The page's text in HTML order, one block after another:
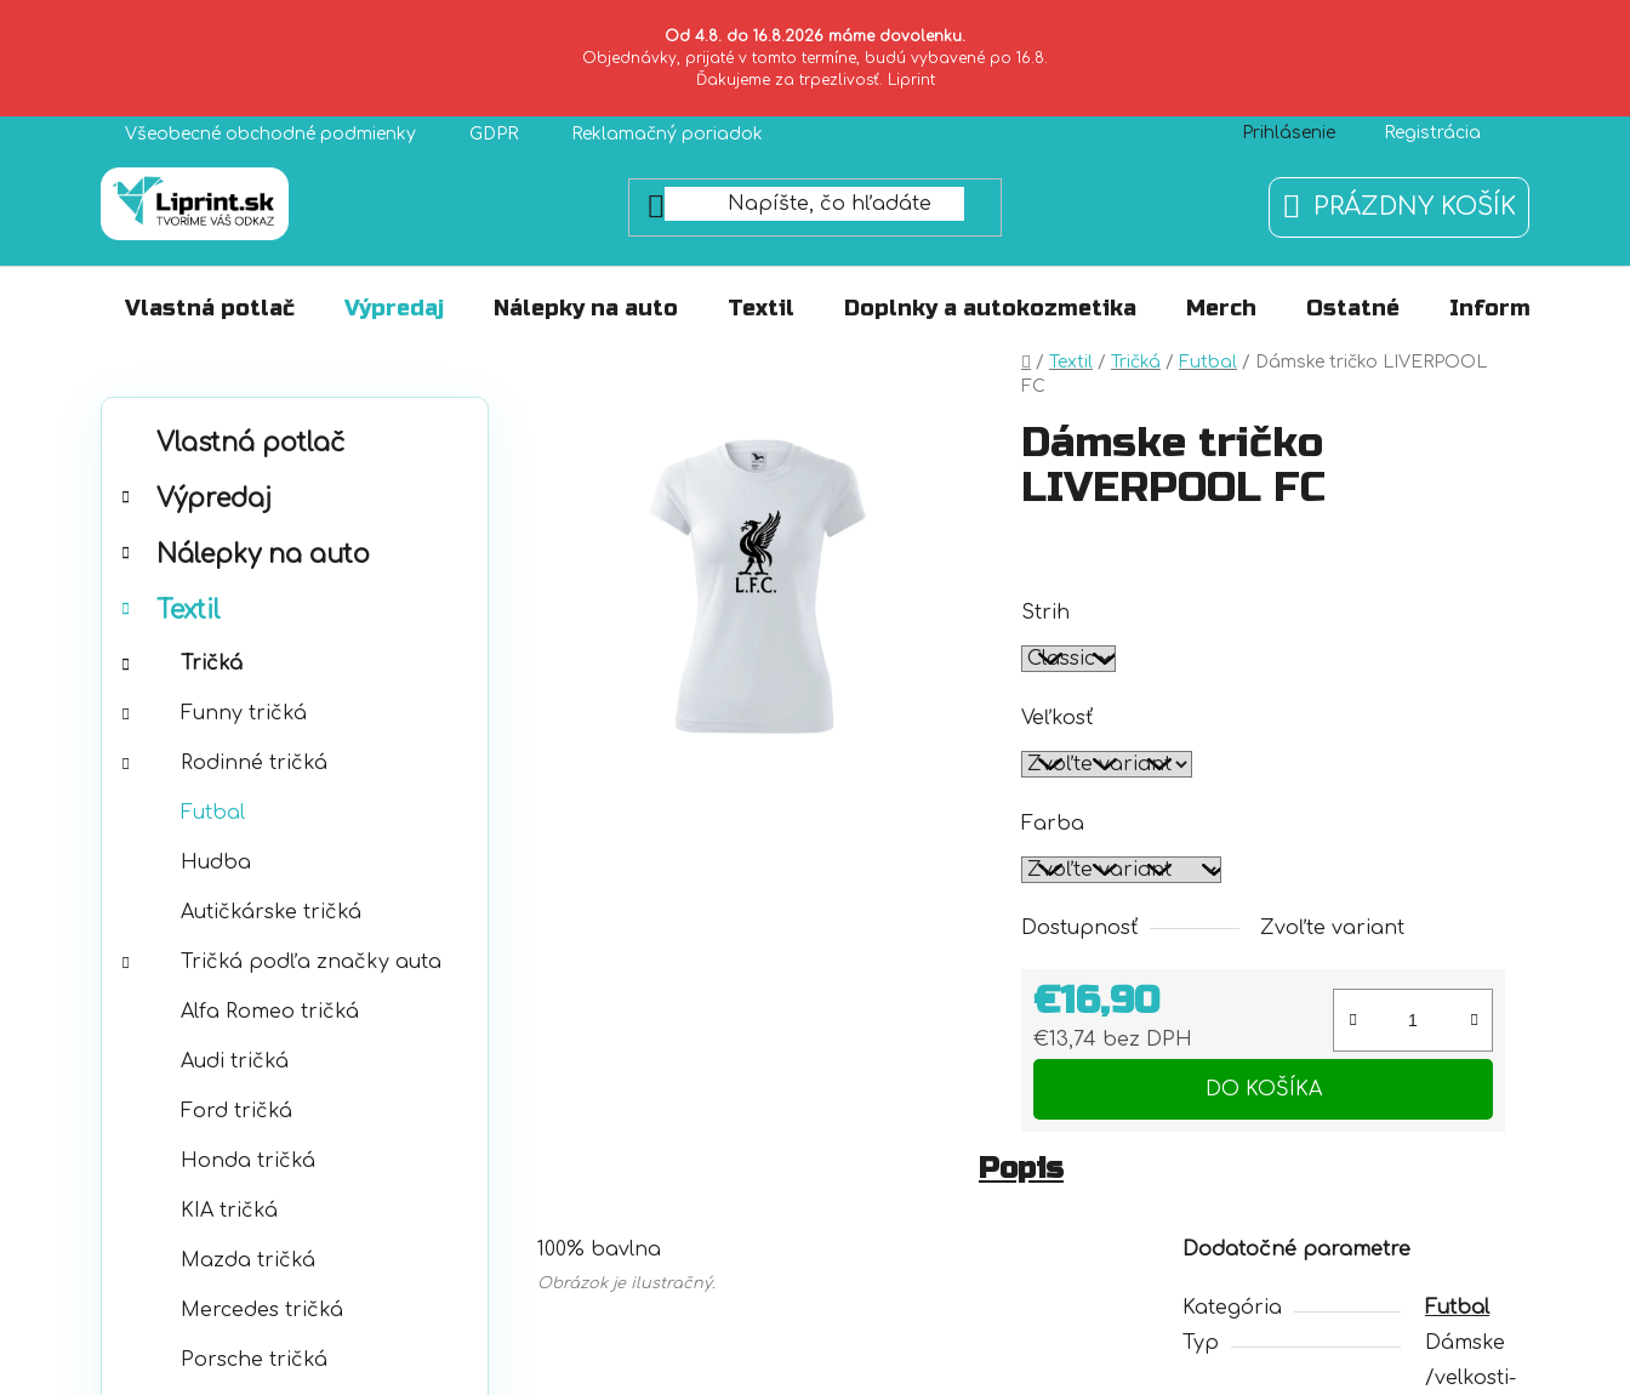
Od 4.8. do 16.8.2026 máme dovolenku.
Objednávky, prijaté v tomto termíne, budú vybavené po 16.8.
Ďakujeme za trpezlivosť. Liprint
Všeobecné obchodné podmienky GDPR Reklamačný poriadok Zásady používania súborov cookies O nás
Prihlásenie Registrácia
NÁKUPNÝ
KOŠÍK
PRÁZDNY KOŠÍK
Vlastná potlač Výpredaj Nálepky na auto Textil Doplnky a autokozmetika Merch Ostatné Informácie
Domov
/ Textil / Tričká / Futbal / Dámske tričko LIVERPOOL
FC
B
Preskočiť
kategórie
e
ó
i
Vlastná potlač
Výpredaj
Nálepky na auto
Textil
Tričká
Funny tričká
Rodinné tričká
Futbal
Hudba
Autičkárske tričká
Tričká podľa značky auta
Alfa Romeo tričká
Audi tričká
Ford tričká
Honda tričká
KIA tričká
Mazda tričká
Mercedes tričká
Porsche tričká
Dámske tričko
LIVERPOOL FC
Strih
Veľkosť
Farba
Dostupnosť Zvoľte variant
€16,90
€13,74 bez DPH
Jednotková cena:
DO KOŠÍKA
Popis
100% bavlna
Obrázok je ilustračný.
Dodatočné parametre
Kategória
Futbal
Typ
Dámske
/velkosti-